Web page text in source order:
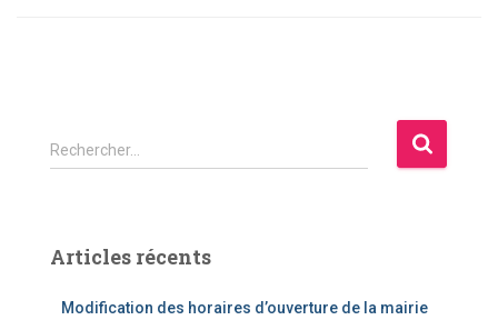
R
e
r
Rechercher…
Articles récents
Modification des horaires d’ouverture de la mairie